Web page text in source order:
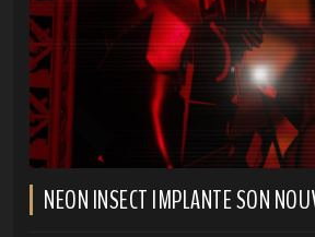
NEON INSECT IMPLANTE SON